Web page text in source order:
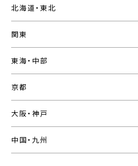
北海道・東北
関東
東海・中部
京都
大阪・神戸
中国・九州